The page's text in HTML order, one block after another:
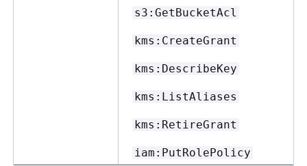
s3:GetBucketAcl
kms:CreateGrant
kms:DescribeKey
kms:ListAliases
kms:RetireGrant
iam:PutRolePolicy